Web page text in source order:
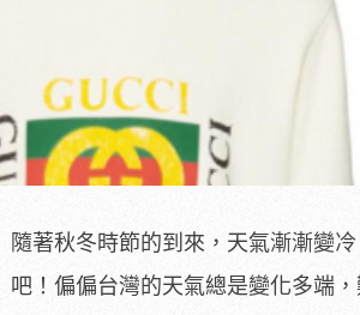
隨著秋冬時節的到來，天氣漸漸變
吧！偏偏台灣的天氣總是變化多端